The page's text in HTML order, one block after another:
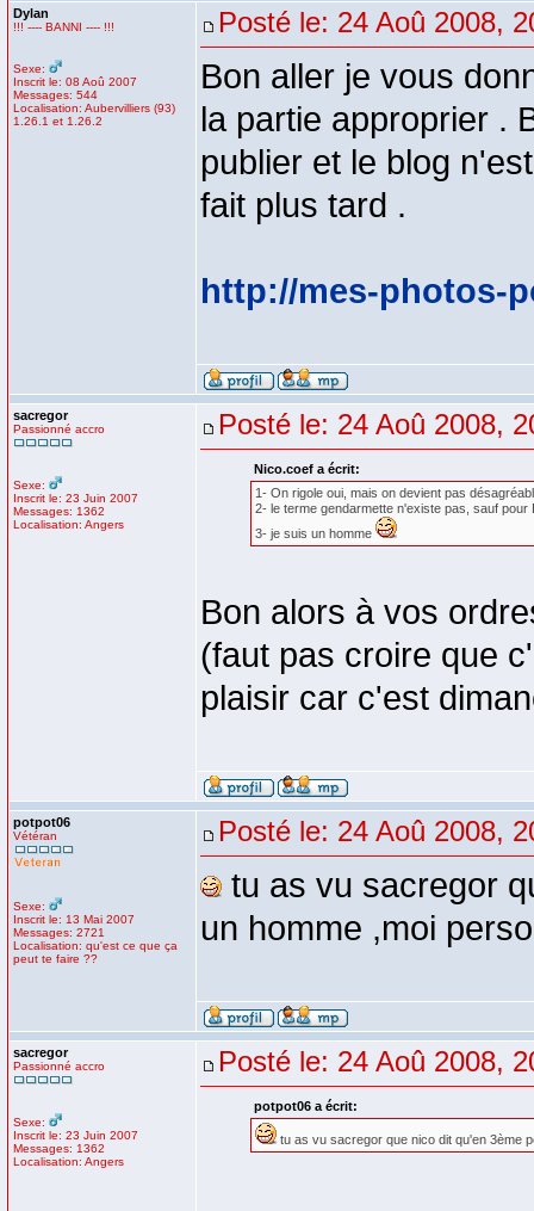
Dylan
!!! ---- BANNI ---- !!!
Sexe:
Inscrit le: 08 Aoû 2007
Messages: 544
Localisation: Aubervilliers (93)
1.26.1 et 1.26.2
Posté le: 24 Aoû 2008,
Bon aller je vous
la partie approprier .
publier et le blog
fait plus tard .
http://mes-photos-
sacregor
Passionné accro
Sexe:
Inscrit le: 23 Juin 2007
Messages: 1362
Localisation: Angers
Posté le: 24 Aoû 2008,
Nico.coef a écrit:
1- On rigole oui, mais on devient pas
2- le terme gendarmette n'existe pas, sauf
3- je suis un homme
Bon alors à vos
(faut pas croire que
plaisir car c'est
potpot06
Vétéran
Sexe:
Inscrit le: 13 Mai 2007
Messages: 2721
Localisation: qu'est ce que ça
peut te faire ??
Posté le: 24 Aoû 2008,
tu as vu sacregor
un homme ,moi
sacregor
Passionné accro
Sexe:
Inscrit le: 23 Juin 2007
Messages: 1362
Localisation: Angers
Posté le: 24 Aoû 2008,
potpot06 a écrit:
tu as vu sacregor que nico dit qu'en 3ème